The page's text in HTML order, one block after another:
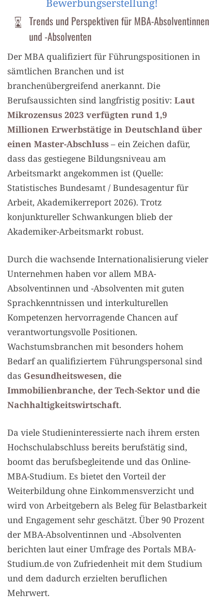
Trends und Perspektiven für MBA-Absolventinnen
und -Absolventen
Der MBA qualifiziert für Führungspositionen in
sämtlichen Branchen und ist
branchenübergreifend anerkannt. Die
Berufsaussichten sind langfristig positiv: Laut
Mikrozensus 2023 verfügten rund 1,9
Millionen Erwerbstätige in Deutschland über
einen Master-Abschluss – ein Zeichen dafür,
dass das gestiegene Bildungsniveau am
Arbeitsmarkt angekommen ist (Quelle:
Statistisches Bundesamt / Bundesagentur für
Arbeit, Akademikerreport 2026). Trotz
konjunktureller Schwankungen blieb der
Akademiker-Arbeitsmarkt robust.
Durch die wachsende Internationalisierung vieler
Unternehmen haben vor allem MBA-
Absolventinnen und -Absolventen mit guten
Sprachkenntnissen und interkulturellen
Kompetenzen hervorragende Chancen auf
verantwortungsvolle Positionen.
Wachstumsbranchen mit besonders hohem
Bedarf an qualifiziertem Führungspersonal sind
das Gesundheitswesen, die
Immobilienbranche, der Tech-Sektor und die
Nachhaltigkeitswirtschaft.
Da viele Studieninteressierte nach ihrem ersten
Hochschulabschluss bereits berufstätig sind,
boomt das berufsbegleitende und das Online-
MBA-Studium. Es bietet den Vorteil der
Weiterbildung ohne Einkommensverzicht und
wird von Arbeitgebern als Beleg für Belastbarkeit
und Engagement sehr geschätzt. Über 90 Prozent
der MBA-Absolventinnen und -Absolventen
berichten laut einer Umfrage des Portals MBA-
Studium.de von Zufriedenheit mit dem Studium
und dem dadurch erzielten beruflichen
Mehrwert.